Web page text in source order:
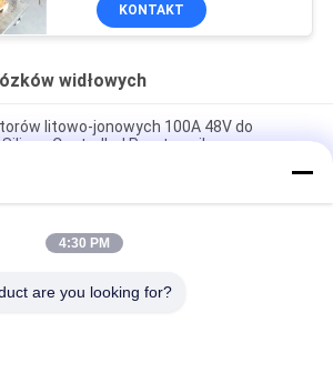
KONTAKT
widłowych
litowo-jonowych 100A 48V do
Controlled Prostownik
z wózka widłowego CZB5C 24V/45A
chłodzącym
wózków widłowych 48 V Zabezpieczenie
4:30 PM
are you looking for?